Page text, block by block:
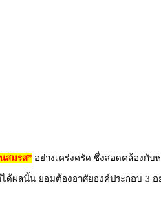
สมรส” อย่างเคร่งครัด ซึ่งสอดคล้องกับ
ผลนั้น ย่อมต้องอาศัยองค์ประกอบ 3 อ